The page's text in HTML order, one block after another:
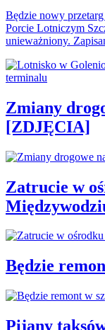
Będzie nowy
Porcie Lotniczym
unieważniony.
Zmiany
[ZDJĘCIA]
Zatrucie w
Będzie
Pijany